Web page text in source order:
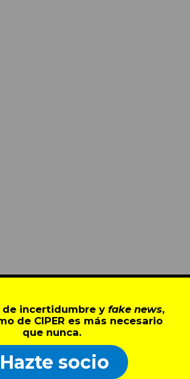
de incertidumbre y fake news,
de CIPER es más necesario
que nunca.
Hazte socio